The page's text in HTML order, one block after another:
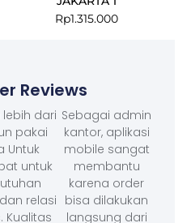
Rp1.315.000
Reviews
lebih dari
pakai
Untuk
untuk
relasi
Kualitas
Sebagai admin
kantor, aplikasi
mobile sangat
membantu
karena order
bisa dilakukan
langsung dari